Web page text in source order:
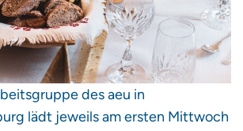
des aeu in
lädt jeweils am ersten Mittwoch